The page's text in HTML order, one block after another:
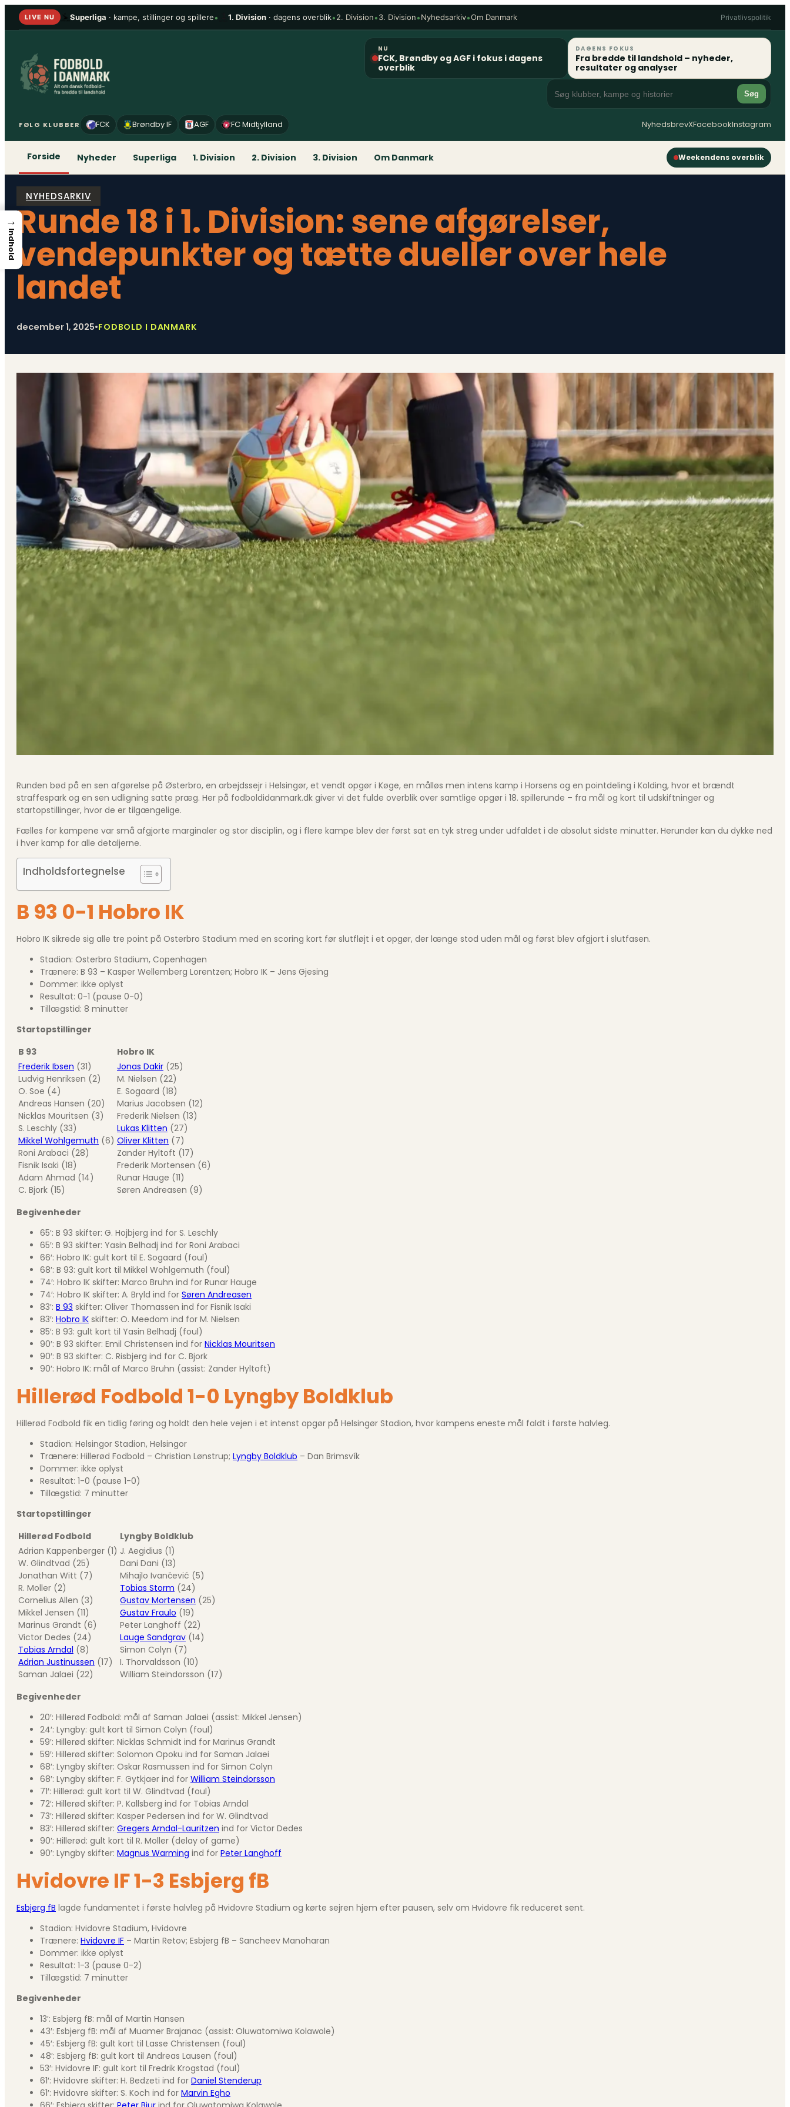
Spring
LIVE NU Superliga · kampe, stillinger og spillere• 1. Division · dagens overblik•2. Division•3. Division•Nyhedsarkiv•Om Danmark Privatlivspolitik
NU
FCK, Brøndby og AGF i fokus i dagens
overblik
DAGENS FOKUS
Fra bredde til landshold – nyheder,
resultater og analyser
Søg
FØLG KLUBBER FCK Brøndby IF AGF FC Midtjylland NyhedsbrevXFacebookInstagram
Forside Nyheder Superliga 1. Division 2. Division 3. Division Om Danmark Weekendens overblik
NYHEDSARKIV
Runde 18 i 1. Division: sene afgørelser,
vendepunkter og tætte dueller over hele
landet
december 1, 2025•FODBOLD I DANMARK
Runden bød på en sen afgørelse på Østerbro, en arbejdssejr i Helsingør, et vendt opgør i Køge, en målløs men intens kamp i Horsens og en pointdeling i Kolding, hvor et brændt
straffespark og en sen udligning satte præg. Her på fodboldidanmark.dk giver vi det fulde overblik over samtlige opgør i 18. spillerunde – fra mål og kort til udskiftninger og
startopstillinger, hvor de er tilgængelige.
Fælles for kampene var små afgjorte marginaler og stor disciplin, og i flere kampe blev der først sat en tyk streg under udfaldet i de absolut sidste minutter. Herunder kan du dykke ned
i hver kamp for alle detaljerne.
Indholdsfortegnelse
B 93 0-1 Hobro IK
Hobro IK sikrede sig alle tre point på Osterbro Stadium med en scoring kort før slutfløjt i et opgør, der længe stod uden mål og først blev afgjort i slutfasen.
Stadion: Osterbro Stadium, Copenhagen
Trænere: B 93 – Kasper Wellemberg Lorentzen; Hobro IK – Jens Gjesing
Dommer: ikke oplyst
Resultat: 0-1 (pause 0-0)
Tillægstid: 8 minutter
Startopstillinger
B 93
Hobro IK
Frederik Ibsen (31)
Ludvig Henriksen (2)
O. Soe (4)
Andreas Hansen (20)
Nicklas Mouritsen (3)
S. Leschly (33)
Mikkel Wohlgemuth (6)
Roni Arabaci (28)
Fisnik Isaki (18)
Adam Ahmad (14)
C. Bjork (15)
Jonas Dakir (25)
M. Nielsen (22)
E. Sogaard (18)
Marius Jacobsen (12)
Frederik Nielsen (13)
Lukas Klitten (27)
Oliver Klitten (7)
Zander Hyltoft (17)
Frederik Mortensen (6)
Runar Hauge (11)
Søren Andreasen (9)
Begivenheder
65′: B 93 skifter: G. Hojbjerg ind for S. Leschly
65′: B 93 skifter: Yasin Belhadj ind for Roni Arabaci
66′: Hobro IK: gult kort til E. Sogaard (foul)
68′: B 93: gult kort til Mikkel Wohlgemuth (foul)
74′: Hobro IK skifter: Marco Bruhn ind for Runar Hauge
74′: Hobro IK skifter: A. Bryld ind for Søren Andreasen
83′: B 93 skifter: Oliver Thomassen ind for Fisnik Isaki
83′: Hobro IK skifter: O. Meedom ind for M. Nielsen
85′: B 93: gult kort til Yasin Belhadj (foul)
90′: B 93 skifter: Emil Christensen ind for Nicklas Mouritsen
90′: B 93 skifter: C. Risbjerg ind for C. Bjork
90′: Hobro IK: mål af Marco Bruhn (assist: Zander Hyltoft)
Hillerød Fodbold 1-0 Lyngby Boldklub
Hillerød Fodbold fik en tidlig føring og holdt den hele vejen i et intenst opgør på Helsingør Stadion, hvor kampens eneste mål faldt i første halvleg.
Stadion: Helsingor Stadion, Helsingor
Trænere: Hillerød Fodbold – Christian Lønstrup; Lyngby Boldklub – Dan Brimsvík
Dommer: ikke oplyst
Resultat: 1-0 (pause 1-0)
Tillægstid: 7 minutter
Startopstillinger
Hillerød Fodbold
Lyngby Boldklub
Adrian Kappenberger (1)
W. Glindtvad (25)
Jonathan Witt (7)
R. Moller (2)
Cornelius Allen (3)
Mikkel Jensen (11)
Marinus Grandt (6)
Victor Dedes (24)
Tobias Arndal (8)
Adrian Justinussen (17)
Saman Jalaei (22)
J. Aegidius (1)
Dani Dani (13)
Mihajlo Ivančević (5)
Tobias Storm (24)
Gustav Mortensen (25)
Gustav Fraulo (19)
Peter Langhoff (22)
Lauge Sandgrav (14)
Simon Colyn (7)
I. Thorvaldsson (10)
William Steindorsson (17)
Begivenheder
20′: Hillerød Fodbold: mål af Saman Jalaei (assist: Mikkel Jensen)
24′: Lyngby: gult kort til Simon Colyn (foul)
59′: Hillerød skifter: Nicklas Schmidt ind for Marinus Grandt
59′: Hillerød skifter: Solomon Opoku ind for Saman Jalaei
68′: Lyngby skifter: Oskar Rasmussen ind for Simon Colyn
68′: Lyngby skifter: F. Gytkjaer ind for William Steindorsson
71′: Hillerød: gult kort til W. Glindtvad (foul)
72′: Hillerød skifter: P. Kallsberg ind for Tobias Arndal
73′: Hillerød skifter: Kasper Pedersen ind for W. Glindtvad
83′: Hillerød skifter: Gregers Arndal-Lauritzen ind for Victor Dedes
90′: Hillerød: gult kort til R. Moller (delay of game)
90′: Lyngby skifter: Magnus Warming ind for Peter Langhoff
Hvidovre IF 1-3 Esbjerg fB
Esbjerg fB lagde fundamentet i første halvleg på Hvidovre Stadium og kørte sejren hjem efter pausen, selv om Hvidovre fik reduceret sent.
Stadion: Hvidovre Stadium, Hvidovre
Trænere: Hvidovre IF – Martin Retov; Esbjerg fB – Sancheev Manoharan
Dommer: ikke oplyst
Resultat: 1-3 (pause 0-2)
Tillægstid: 7 minutter
Begivenheder
13′: Esbjerg fB: mål af Martin Hansen
43′: Esbjerg fB: mål af Muamer Brajanac (assist: Oluwatomiwa Kolawole)
45′: Esbjerg fB: gult kort til Lasse Christensen (foul)
48′: Esbjerg fB: gult kort til Andreas Lausen (foul)
53′: Hvidovre IF: gult kort til Fredrik Krogstad (foul)
61′: Hvidovre skifter: H. Bedzeti ind for Daniel Stenderup
61′: Hvidovre skifter: S. Koch ind for Marvin Egho
→
Indhold